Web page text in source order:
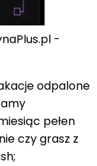
-
odpalone
pełen
czy grasz z